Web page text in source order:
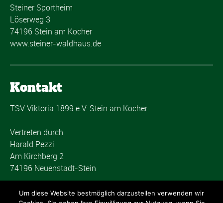
Steiner Sportheim
Löserweg 3
74196 Stein am Kocher
www.steiner-waldhaus.de
Kontakt
TSV Viktoria 1899 e.V. Stein am Kocher
Vertreten durch
Harald Pezzi
Am Kirchberg 2
74196 Neuenstadt-Stein
post@tsvstein.com
Um diese Website bestmöglich darzustellen verwenden wir